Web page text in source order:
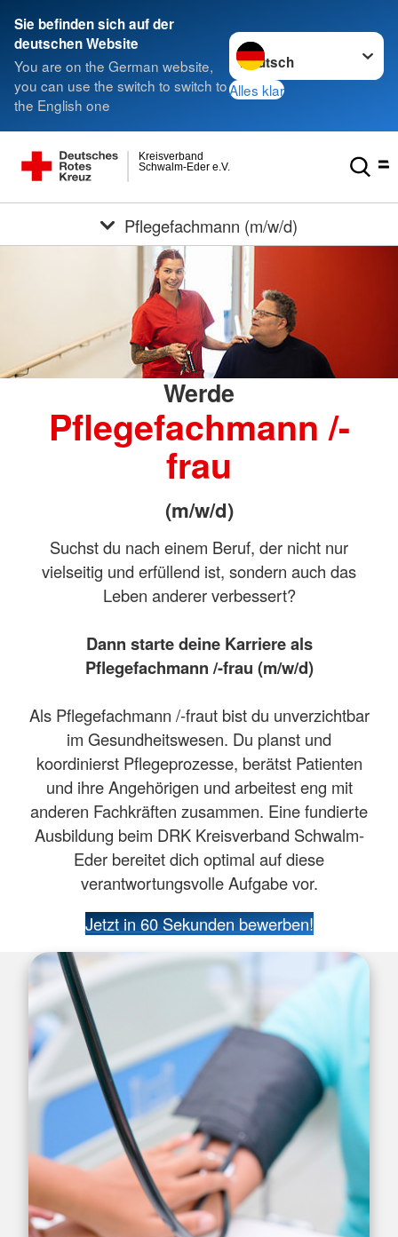
Sie befinden sich auf der
deutschen Website
You are on the German website,
you can use the switch to switch to
the English one
Sprache wechseln zu
Alles klar
Schwalm-Eder e.V.
Kreisverband
Pflegefachmann (m/w/d)
Werde
Pflegefachmann /-
frau
(m/w/d)
Suchst du nach einem Beruf, der nicht nur
vielseitig und erfüllend ist, sondern auch das
Leben anderer verbessert?
Dann starte deine Karriere als
Pflegefachmann /-frau (m/w/d)
Als Pflegefachmann /-fraut bist du unverzichtbar
im Gesundheitswesen. Du planst und
koordinierst Pflegeprozesse, berätst Patienten
und ihre Angehörigen und arbeitest eng mit
anderen Fachkräften zusammen. Eine fundierte
Ausbildung beim DRK Kreisverband Schwalm-
Eder bereitet dich optimal auf diese
verantwortungsvolle Aufgabe vor.
Jetzt in 60 Sekunden bewerben!